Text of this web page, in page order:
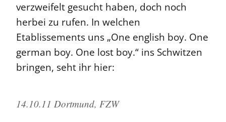
verzweifelt gesucht haben, doch noch
herbei zu rufen. In welchen
Etablissements uns „One english boy. One
german boy. One lost boy.“ ins Schwitzen
bringen, seht ihr hier:
14.10.11 Dortmund, FZW